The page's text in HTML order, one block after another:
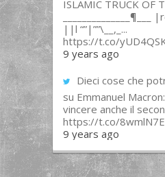
ISLAMIC TRUCK OF
||l “”|””\__,_...
https://t.co/
9 years ago
Dieci cose che
su Emmanuel
vincere anche il
https://t.co/
9 years ago